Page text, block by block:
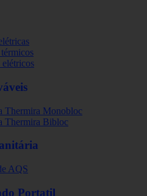
Thermira Monobloc
Thermira Bibloc
AQS
Portatil